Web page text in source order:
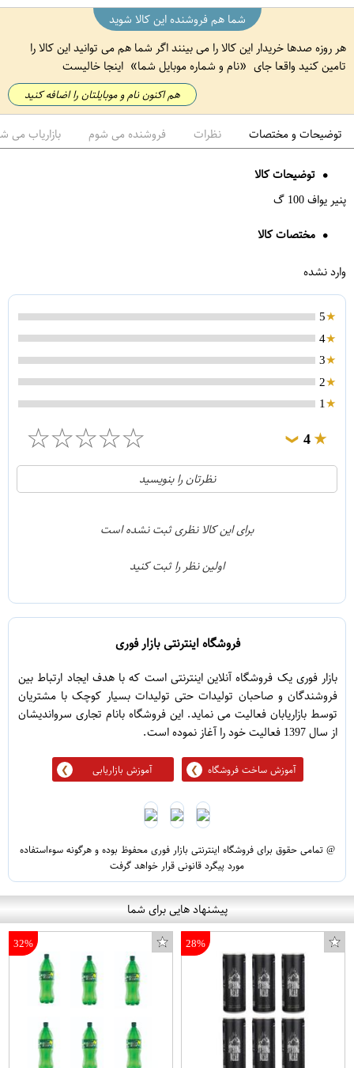
شما هم فروشنده این کالا شوید
هر روزه صدها خریدار این کالا را می بینند اگر شما هم می توانید این کالا را
تامین کنید واقعا جای
نام و شماره موبایل شما اینجا خالیست
هم اکنون نام و موبایلتان را اضافه کنید
توضیحات و مختصات نظرات فروشنده می شوم بازاریاب می
توضیحات کالا
پنیر یواف 100 گ
مختصات کالا
وارد نشده
5
4
3
2
1
4
❯
☆
☆
☆
☆
☆
0
0
نظرتان را بنویسید
برای این کالا نظری ثبت نشده است
اولین نظر را ثبت کنید
فروشگاه اینترنتی بازار فوری
بازار فوری یک فروشگاه آنلاین اینترنتی است که با هدف ایجاد ارتباط بین
فروشندگان و صاحبان تولیدات حتی تولیدات بسیار کوچک با مشتریان
توسط بازاریابان فعالیت می نماید. این فروشگاه بانام تجاری سرواندیشان
از سال 1397 فعالیت خود را آغاز نموده است.
آموزش ساخت فروشگاه آموزش بازاریابی
@ تمامی حقوق برای فروشگاه اینترنتی بازار فوری محفوظ بوده و هرگونه سوءاستفاده
مورد پیگرد قانونی قرار خواهد گرفت
پیشنهاد هایی برای شما
28%
32%